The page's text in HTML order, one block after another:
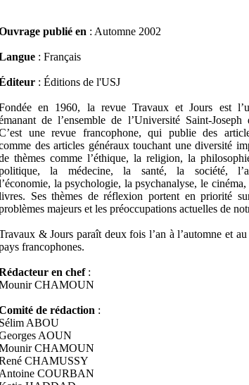
publié en : Automne 2002
: Français
: Éditions de l'USJ
en 1960, la revue Travaux et Jours est
de l’ensemble de l’Université Saint-Joseph
une revue francophone, qui publie des
des articles généraux touchant une diversité
thèmes comme l’éthique, la religion, la
la médecine, la santé, la société,
la psychologie, la psychanalyse, le
Ses thèmes de réflexion portent en priorité
majeurs et les préoccupations actuelles de
& Jours paraît deux fois l’an à l’automne et
francophones.
en chef:
CHAMOUN
de rédaction :
Sélim ABOU
AOUN
CHAMOUN
CHAMUSSY
Antoine COURBAN